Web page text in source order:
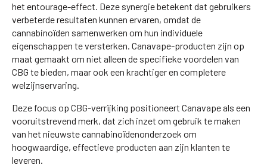
het entourage-effect. Deze synergie betekent dat gebruikers
verbeterde resultaten kunnen ervaren, omdat de
cannabinoïden samenwerken om hun individuele
eigenschappen te versterken. Canavape-producten zijn op
maat gemaakt om niet alleen de specifieke voordelen van
CBG te bieden, maar ook een krachtiger en completere
welzijnservaring.
Deze focus op CBG-verrijking positioneert Canavape als een
vooruitstrevend merk, dat zich inzet om gebruik te maken
van het nieuwste cannabinoïdenonderzoek om
hoogwaardige, effectieve producten aan zijn klanten te
leveren.